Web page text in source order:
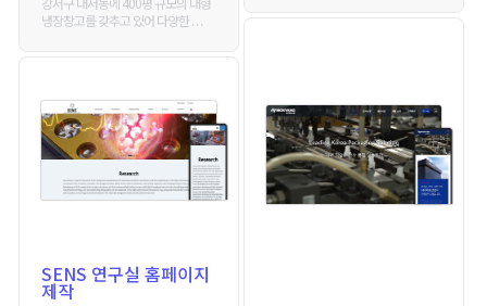
냉장창고를 갖추고 있어 다양한 . . .
SENS 연구실 홈페이지
제작